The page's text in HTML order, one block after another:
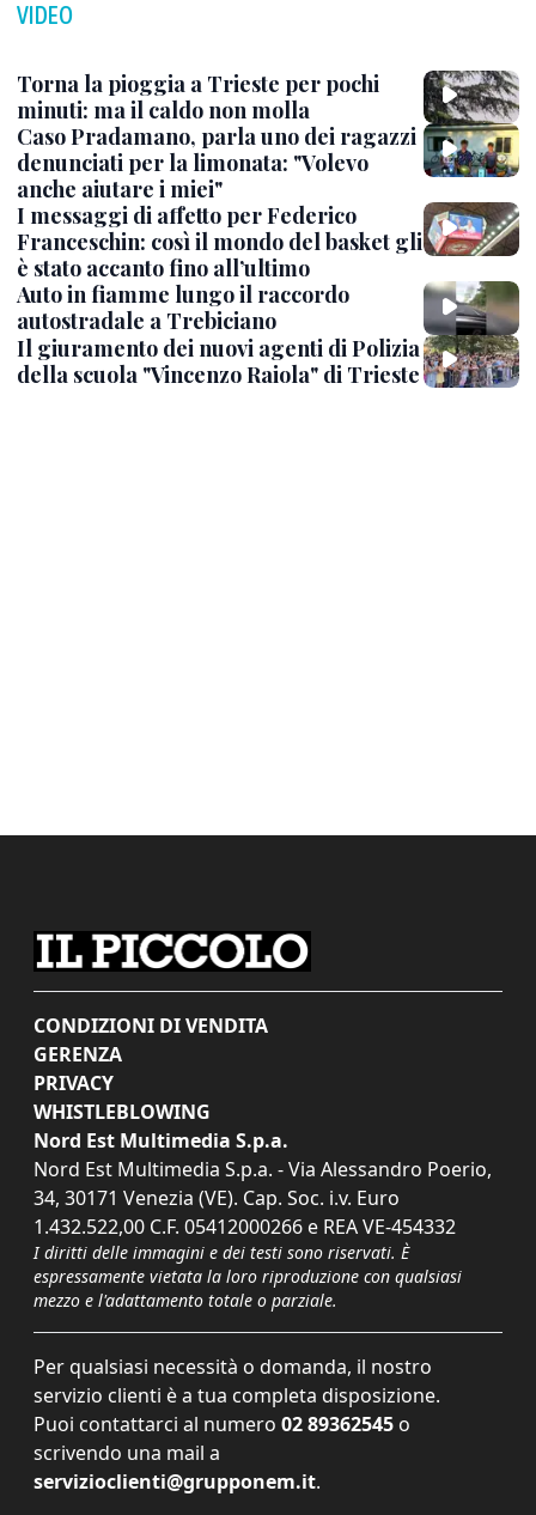
VIDEO
Torna la pioggia a Trieste per pochi
minuti: ma il caldo non molla
Caso Pradamano, parla uno dei ragazzi
denunciati per la limonata: "Volevo
anche aiutare i miei"
I messaggi di affetto per Federico
Franceschin: così il mondo del basket gli
è stato accanto fino all’ultimo
Auto in fiamme lungo il raccordo
autostradale a Trebiciano
Il giuramento dei nuovi agenti di Polizia
della scuola "Vincenzo Raiola" di Trieste
CONDIZIONI DI VENDITA
GERENZA
PRIVACY
WHISTLEBLOWING
Nord Est Multimedia S.p.a.
Nord Est Multimedia S.p.a. - Via Alessandro Poerio,
34, 30171 Venezia (VE). Cap. Soc. i.v. Euro
1.432.522,00 C.F. 05412000266 e REA VE-454332
I diritti delle immagini e dei testi sono riservati. È
espressamente vietata la loro riproduzione con qualsiasi
mezzo e l'adattamento totale o parziale.
Per qualsiasi necessità o domanda, il nostro
servizio clienti è a tua completa disposizione.
Puoi contattarci al numero 02 89362545 o
scrivendo una mail a
servizioclienti@grupponem.it.